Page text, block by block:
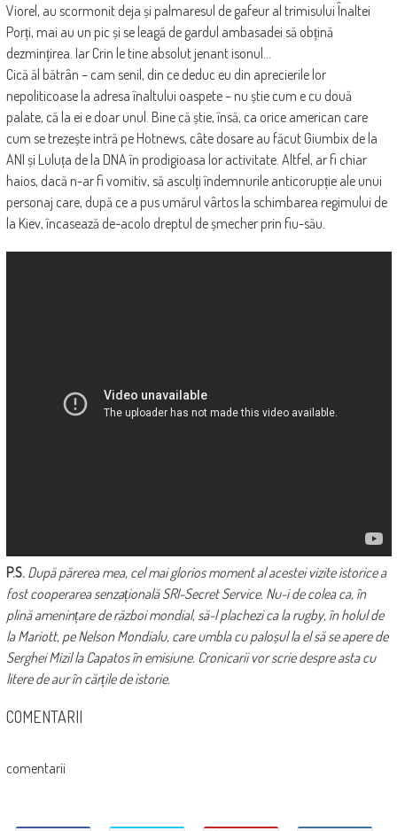
Viorel, au scormonit deja și palmaresul de gafeur al trimisului Înaltei
Porți, mai au un pic și se leagă de gardul ambasadei să obțină
dezmințirea. Iar Crin le tine absolut jenant isonul…
Cică ăl bătrân – cam senil, din ce deduc eu din aprecierile lor
nepoliticoase la adresa înaltului oaspete – nu știe cum e cu două
palate, că la ei e doar unul. Bine că știe, însă, ca orice american care
cum se trezește intră pe Hotnews, câte dosare au făcut Giumbix de la
ANI și Luluța de la DNA în prodigioasa lor activitate. Altfel, ar fi chiar
haios, dacă n-ar fi vomitiv, să asculți îndemnurile anticorupție ale unui
personaj care, după ce a pus umărul vârtos la schimbarea regimului de
la Kiev, încasează de-acolo dreptul de șmecher prin fiu-său.
P.S.După părerea mea, cel mai glorios moment al acestei vizite istorice a
fost cooperarea senzațională SRI-Secret Service. Nu-i de colea ca, în
plină amenințare de război mondial, să-l plachezi ca la rugby, în holul de
la Mariott, pe Nelson Mondialu, care umbla cu paloșul la el să se apere de
Serghei Mizil la Capatos în emisiune. Cronicarii vor scrie despre asta cu
litere de aur în cărțile de istorie.
COMENTARII
comentarii